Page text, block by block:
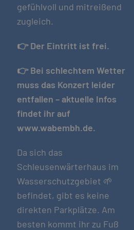
gefühlvoll und mitreißend
zugleich.
👉Der Eintritt ist frei.
👉Bei schlechtem Wetter
muss das Konzert leider
entfallen – aktuelle Infos
findet ihr auf
www.wabembh.de.
Da sich das
Schleusenwärterhaus im
Wasserschutzgebiet 🌱
befindet, gibt es keine
direkten Parkplätze. Am
besten kommt ihr zu Fuß